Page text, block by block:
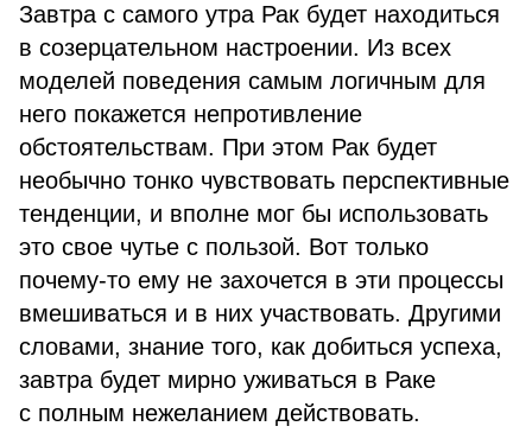
Завтра с самого утра Рак будет находиться
в созерцательном настроении. Из всех
моделей поведения самым логичным для
него покажется непротивление
обстоятельствам. При этом Рак будет
необычно тонко чувствовать перспективные
тенденции, и вполне мог бы использовать
это свое чутье с пользой. Вот только
почему-то ему не захочется в эти процессы
вмешиваться и в них участвовать. Другими
словами, знание того, как добиться успеха,
завтра будет мирно уживаться в Раке
с полным нежеланием действовать.